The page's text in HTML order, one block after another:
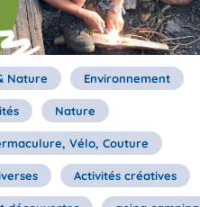
Nature Environnement
Nature
Vélo, Couture
Activités créatives